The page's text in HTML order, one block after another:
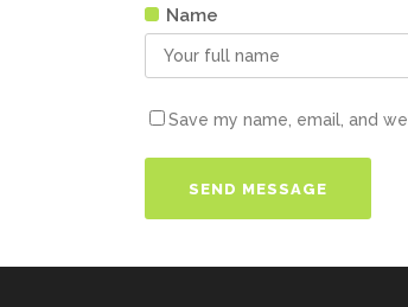
Name
Save my name, email, and